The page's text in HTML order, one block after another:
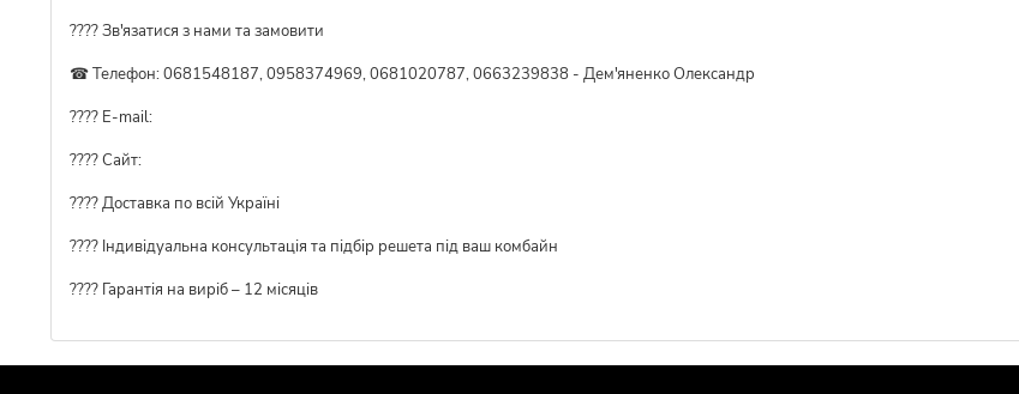
???? Зв'язатися з нами та замовити
☎ Телефон: 0681548187, 0958374969, 0681020787, 0663239838 - Дем'яненко Олександр
???? E-mail:
???? Сайт:
???? Доставка по всій Україні
????️ Індивідуальна консультація та підбір решета під ваш комбайн
???? Гарантія на виріб – 12 місяців